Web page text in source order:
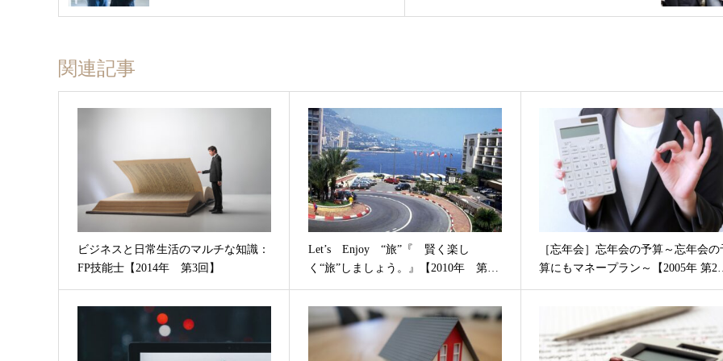
関連記事
ビジネスと日常生活のマルチな知識：
FP技能士【2014年 第3回】
Let’s Enjoy “旅”『 賢く楽し
く“旅”しましょう。』【2010年 第…
［忘年会］忘年会の予算～忘年会の
算にもマネープラン～【2005年 第